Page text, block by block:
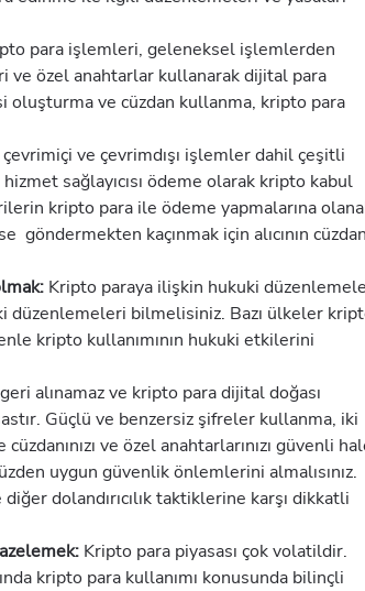
para işlemleri, geleneksel işlemlerden
ve özel anahtarlar kullanarak dijital para
oluşturma ve cüzdan kullanma, kripto para
ve çevrimdışı işlemler dahil çeşitli
sağlayıcısı ödeme olarak kripto kabul
kripto para ile ödeme yapmalarına
göndermekten kaçınmak için alıcının cüzdan
Kripto paraya ilişkin hukuki
bilmelisiniz. Bazı ülkeler
kripto kullanımının hukuki etkilerini
alınamaz ve kripto para dijital doğası
Güçlü ve benzersiz şifreler kullanma, iki
ve özel anahtarlarınızı güvenli
uygun güvenlik önlemlerini almalısınız.
dolandırıcılık taktiklerine karşı dikkatli
Kripto para piyasası çok volatildir.
kripto para kullanımı konusunda bilinçli